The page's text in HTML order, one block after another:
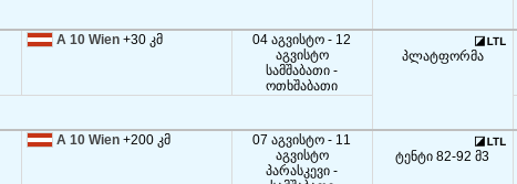
A 10 Wien +30 კმ
04 აგვისტო - 12
აგვისტო
სამშაბათი -
ოთხშაბათი
პლატფორმა
A 10 Wien +200 კმ
07 აგვისტო - 11
აგვისტო
პარასკევი -
ტენტი 82-92 მ3